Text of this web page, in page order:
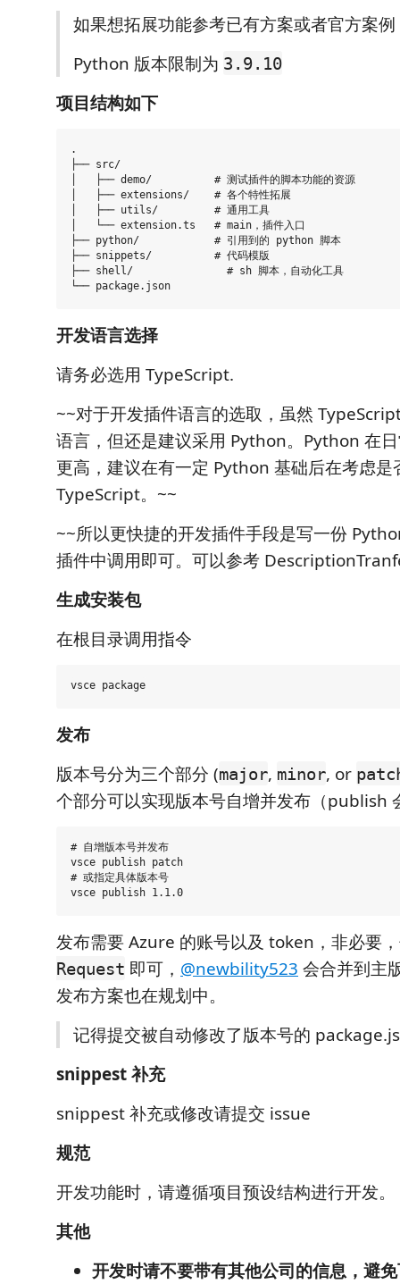
如果想拓展功能参考已有方案或者官方案例
Python 版本限制为 3.9.10
项目结构如下
.
├── src/
│   ├── demo/          # 测试插件的脚本功能的资源
│   ├── extensions/    # 各个特性拓展
│   ├── utils/         # 通用工具
│   └── extension.ts   # main，插件入口
├── python/            # 引用到的 python 脚本
├── snippets/          # 代码模版
├── shell/          	 # sh 脚本，自动化工具
开发语言选择
请务必选用 TypeScript.
~~对于开发插件语言的选取，虽然
语言，但还是建议采用 Python。Python 在
更高，建议在有一定 Python 基础后在考虑是
TypeScript。~~
~~所以更快捷的开发插件手段是写一份
插件中调用即可。可以参考
生成安装包
在根目录调用指令
发布
版本号分为三个部分 (major, minor, or
个部分可以实现版本号自增并发布（publish
# 自增版本号并发布
vsce publish patch
# 或指定具体版本号
发布需要 Azure 的账号以及 token，非必要
Request 即可， @newbility523 会合并到主
发布方案也在规划中。
记得提交被自动修改了版本号的
snippest 补充
snippest 补充或修改请提交 issue
规范
开发功能时，请遵循项目预设结构进行开发。
其他
开发时请不要带有其他公司的信息，避